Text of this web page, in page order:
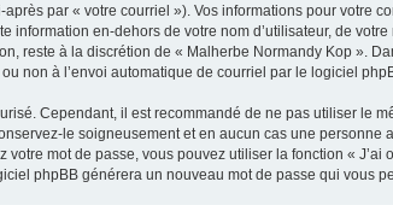
par « votre courriel »). Vos informations pour votre
en-dehors de votre nom d’utilisateur, de
reste à la discrétion de « Malherbe Normandy Kop ».
non à l’envoi automatique de courriel par le logiciel
Cependant, il est recommandé de ne pas utiliser le
le soigneusement et en aucun cas une
mot de passe, vous pouvez utiliser la fonction «
phpBB générera un nouveau mot de passe qui vous